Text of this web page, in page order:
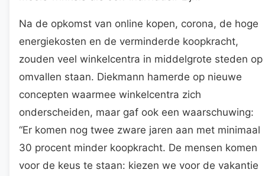
Na de opkomst van online kopen, corona, de hoge
energiekosten en de verminderde koopkracht,
zouden veel winkelcentra in middelgrote steden op
omvallen staan. Diekmann hamerde op nieuwe
concepten waarmee winkelcentra zich
onderscheiden, maar gaf ook een waarschuwing:
“Er komen nog twee zware jaren aan met minimaal
30 procent minder koopkracht. De mensen komen
voor de keus te staan: kiezen we voor de vakantie